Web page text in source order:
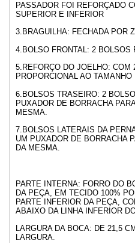
PASSADOR FOI REFORÇADO
SUPERIOR E INFERIOR
3.BRAGUILHA: FECHADA POR
4.BOLSO FRONTAL: 2 BOLSOS
5.REFORÇO DO JOELHO:
PROPORCIONAL AO
6.BOLSOS TRASEIRO: 2
PUXADOR DE BORRACHA
MESMA.
7.BOLSOS LATERAIS DA
UM PUXADOR DE BORRACHA
DA MESMA.
PARTE INTERNA: FORRO DO
DA PEÇA, EM TECIDO 100%
PARTE INFERIOR DA PEÇA,
ABAIXO DA LINHA INFERIOR
LARGURA DA BOCA: DE 21,5
LARGURA.